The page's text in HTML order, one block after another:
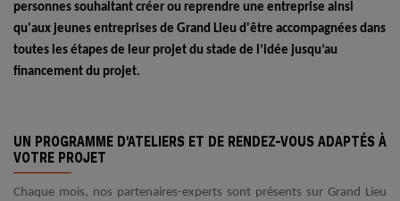
personnes souhaitant créer ou reprendre une entreprise ainsi
qu'aux jeunes entreprises de Grand Lieu d'être accompagnées dans
toutes les étapes de leur projet du stade de l’idée jusqu’au
financement du projet.
UN PROGRAMME D'ATELIERS ET DE RENDEZ-VOUS ADAPTÉS À
VOTRE PROJET
Chaque mois, nos partenaires-experts sont présents sur Grand Lieu